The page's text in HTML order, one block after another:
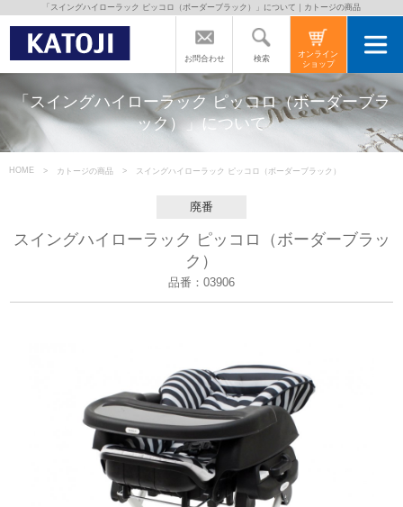
トップページ
カトージの商品
商品をご愛用の方へ
よくあるご質問
会社案内
お問い合わせ
お知らせ
お問合わせ 検索
オンライン
ショップ
「スイングハイローラック ピッコロ（ボーダーブラック）」について｜カトージの商品
「スイングハイローラック ピッコロ（ボーダーブラ
ック）」について
HOME カトージの商品 スイングハイローラック ピッコロ（ボーダーブラック）
廃番
スイングハイローラック ピッコロ（ボーダーブラッ
ク）
品番：03906